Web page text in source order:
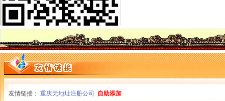
沙坪坝局重庆分公司注销发挥工商职能服务大学城建设发展实现新突破
万州局突出“五坚持”重庆代办公司深入推进创先争优活动
沙坪坝局造“一平台两体系”重庆代办公司着力提高食品安全监管效能水平
市重庆税务注销局注册局支部组织弘扬延安精专题课学习
巴南局重庆税务注销干部在青年人才论坛纪检监察系统分论坛演讲比赛中荣获
长寿局“三个重点关注”重庆分公司注销抓好食品安全监管
沙坪坝局造“一平台两体系”重庆营业执照注销着力提高食品安全监管效能水平
大足局紧紧抓住“三大重点”重庆公司注销促进基层工作全面转型
綦江局信访稳定实现“三零”重庆营业执照注销呈现“五个点”
友情链接： 重庆无地址注册公司 自助添加